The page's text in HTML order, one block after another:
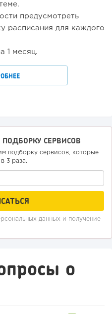
предусмотреть
расписания для каждого
1 месяц.
СЕРВИСОВ
подборку сервисов, которые
3 раза.
данных и получение
о